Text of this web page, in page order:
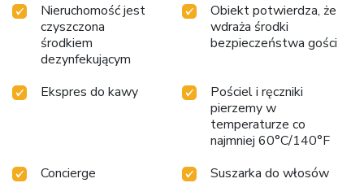
Nieruchomość jest
czyszczona
środkiem
dezynfekującym
Obiekt potwierdza, że
wdraża środki
bezpieczeństwa gości
Ekspres do kawy
Pościel i ręczniki
pierzemy w
temperaturze co
najmniej 60°C/140°F
Concierge
Suszarka do włosów